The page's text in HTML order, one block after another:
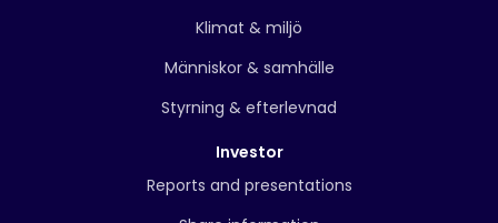
Klimat & miljö
Människor & samhälle
Styrning & efterlevnad
Investor
Reports and presentations